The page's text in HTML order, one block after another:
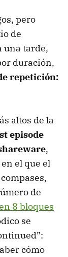
pero
de
una tarde,
duración,
repetición:
altos de la
episode
,
el que el
de
8 bloques
se
cómo